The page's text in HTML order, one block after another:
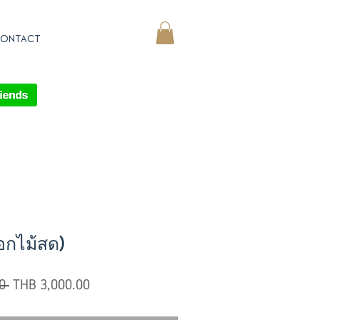
กไม้สด)
Regular
THB 3,000.00Sale